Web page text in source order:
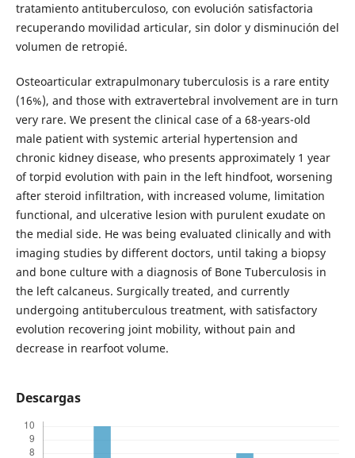
tratamiento antituberculoso, con evolución satisfactoria
recuperando movilidad articular, sin dolor y disminución del
volumen de retropié.
Osteoarticular extrapulmonary tuberculosis is a rare entity
(16%), and those with extravertebral involvement are in turn
very rare. We present the clinical case of a 68-years-old
male patient with systemic arterial hypertension and
chronic kidney disease, who presents approximately 1 year
of torpid evolution with pain in the left hindfoot, worsening
after steroid infiltration, with increased volume, limitation
functional, and ulcerative lesion with purulent exudate on
the medial side. He was being evaluated clinically and with
imaging studies by different doctors, until taking a biopsy
and bone culture with a diagnosis of Bone Tuberculosis in
the left calcaneus. Surgically treated, and currently
undergoing antituberculous treatment, with satisfactory
evolution recovering joint mobility, without pain and
decrease in rearfoot volume.
Descargas